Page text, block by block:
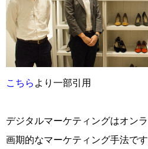
こちらより一部引用
デジタルマーケティングはオン
画期的なマーケティング手法で